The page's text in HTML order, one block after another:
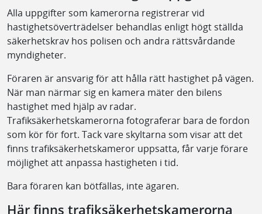
Alla uppgifter som kamerorna registrerar vid
hastighetsöverträdelser behandlas enligt högt ställda
säkerhetskrav hos polisen och andra rättsvårdande
myndigheter.
Föraren är ansvarig för att hålla rätt hastighet på vägen.
När man närmar sig en kamera mäter den bilens
hastighet med hjälp av radar.
Trafiksäkerhetskamerorna fotograferar bara de fordon
som kör för fort. Tack vare skyltarna som visar att det
finns trafiksäkerhetskameror uppsatta, får varje förare
möjlighet att anpassa hastigheten i tid.
Bara föraren kan bötfällas, inte ägaren.
Här finns trafiksäkerhetskamerorna